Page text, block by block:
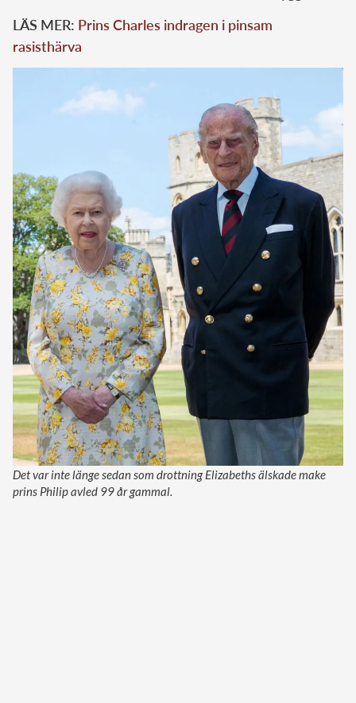
LÄS MER: Prins Charles indragen i pinsam
rasisthärva
Det var inte länge sedan som drottning Elizabeths älskade make
prins Philip avled 99 år gammal.